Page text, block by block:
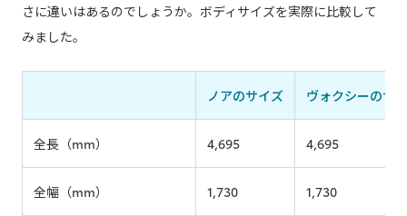
さに違いはあるのでしょうか。ボディサイズを実際に比較して
みました。
ノアのサイズ ヴォクシーのサ
全長（mm） 4,695 4,695
全幅（mm） 1,730 1,730